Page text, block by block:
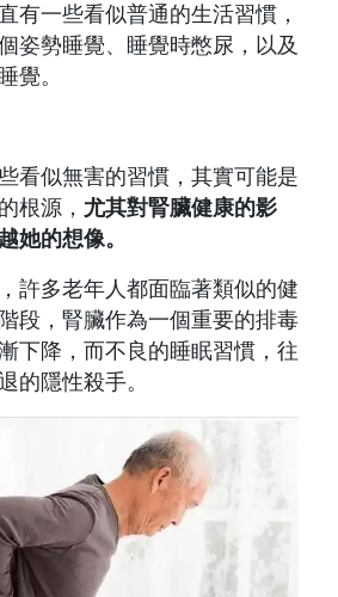
有一些看似普通的生活習慣，
姿勢睡覺、睡覺時憋尿，以及
覺。
看似無害的習慣，其實可能是
根源， 尤其對腎臟健康的影
她的想像。
許多老年人都面臨著類似的健
段，腎臟作為一個重要的排毒
下降，而不良的睡眠習慣，往
的隱性殺手。